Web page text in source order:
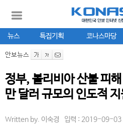
뉴스 특집기획 코나스마당
안보뉴스
정부, 볼리비아 산불 피
만 달러 규모의 인도적
Written by. 이숙경 입력 : 2019-09-03